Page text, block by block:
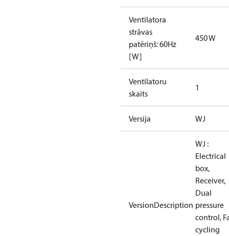
Ventilatora
strāvas
patēriņš: 60Hz
[W]
450 W
Ventilatoru
skaits
1
Versija WJ
VersionDescription
WJ :
Electrical
box,
Receiver,
Dual
pressure
control,
cycling